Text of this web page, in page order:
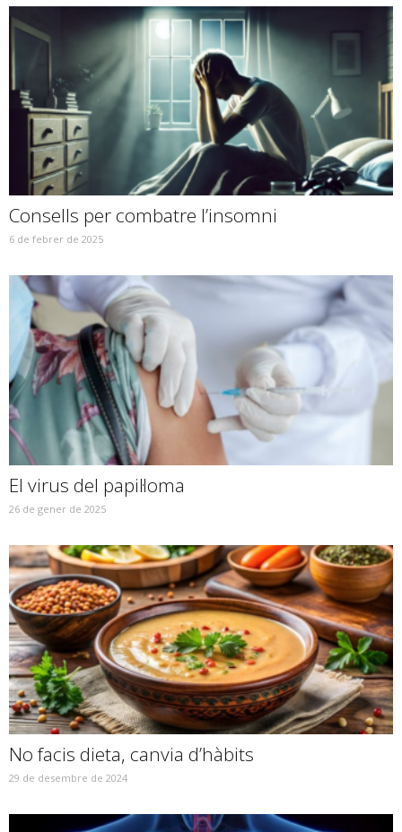
Consells per combatre l’insomni
6 de febrer de 2025
El virus del papil·loma
26 de gener de 2025
No facis dieta, canvia d’hàbits
29 de desembre de 2024